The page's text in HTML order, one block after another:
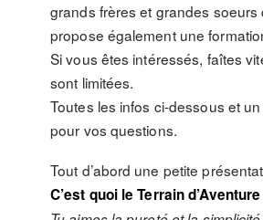
grands frères et grandes soeurs
propose également une
Si vous êtes intéressés, faîtes
sont limitées.
Toutes les infos ci-dessous et
pour vos questions.
Tout d’abord une petite
C’est quoi le Terrain